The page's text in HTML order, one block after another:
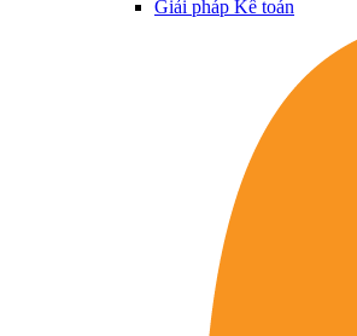
Giải pháp Kế toán